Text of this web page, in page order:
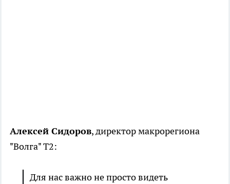
Алексей Сидоров, директор макрорегиона
"Волга" Т2:
Для нас важно не просто видеть